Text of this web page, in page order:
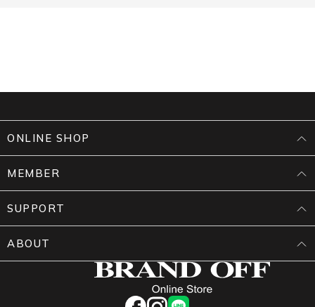
facebookinstagram
LINE
ONLINE SHOP
MEMBER
SUPPORT
ABOUT